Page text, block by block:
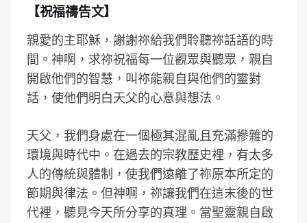
【祝福禱告文】
親愛的主耶穌，謝謝祢給我們聆聽祢話語的時
間。神啊，求祢祝福每一位觀眾與聽眾，親自
開啟他們的智慧，叫祢能親自與他們的靈對
話，使他們明白天父的心意與想法。
天父，我們身處在一個極其混亂且充滿摻雜的
環境與時代中。在過去的宗教歷史裡，有太多
人的傳統與體制，使我們遠離了祢原本所定的
節期與律法。但神啊，祢讓我們在這末後的世
代裡，聽見今天所分享的真理。當聖靈親自啟